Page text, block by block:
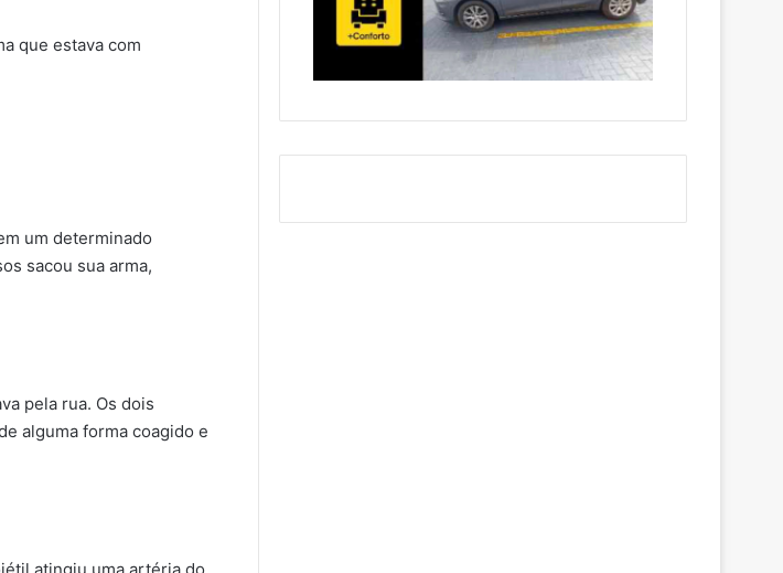
que estava com
um determinado
sacou sua arma,
pela rua. Os dois
alguma forma coagido e
atingiu uma artéria do